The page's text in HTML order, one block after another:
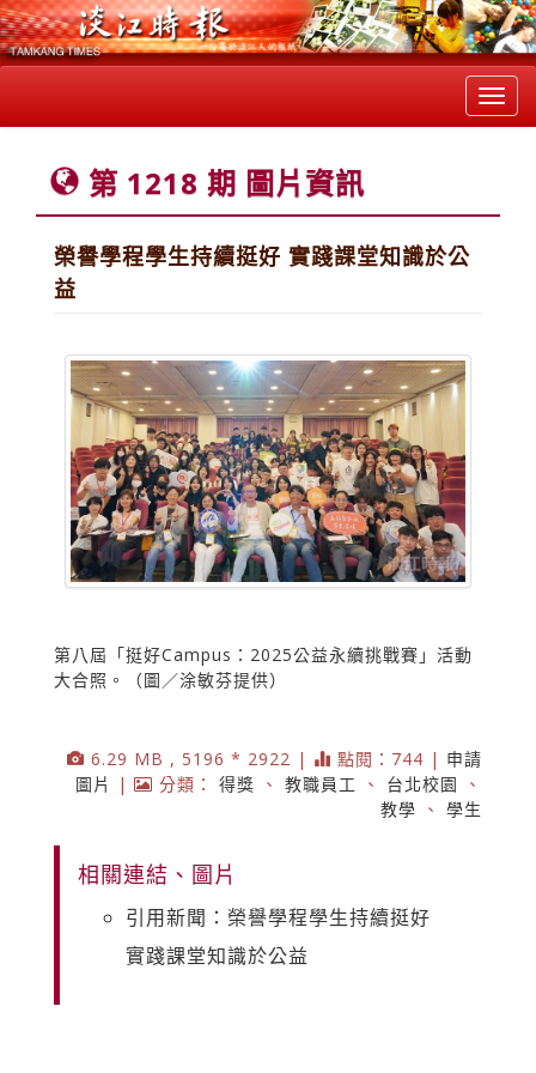
第 1218 期 圖片資訊
榮譽學程學生持續挺好 實踐課堂知識於公
益
第八屆「挺好Campus：2025公益永續挑戰賽」活動
大合照。（圖／涂敏芬提供）
6.29 MB , 5196 * 2922 | 點閱：744 | 申請
圖片
| 分類： 得獎 、 教職員工 、 台北校園
、
教學 、 學生
相關連結、圖片
引用新聞：榮譽學程學生持續挺好
實踐課堂知識於公益